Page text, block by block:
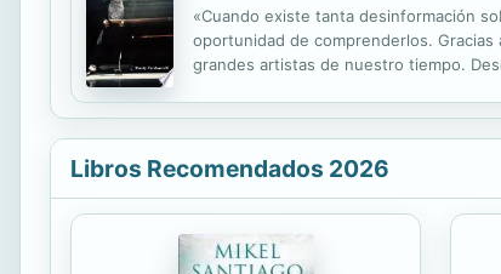
«Cuando existe tanta desinformación
oportunidad de comprenderlos. Gracias
grandes artistas de nuestro tiempo.
Libros Recomendados 2026